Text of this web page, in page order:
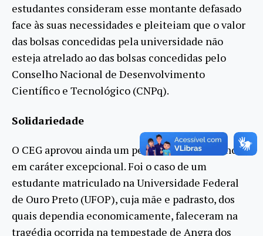
estudantes consideram esse montante defasado
face às suas necessidades e pleiteiam que o valor
das bolsas concedidas pela universidade não
esteja atrelado ao das bolsas concedidas pelo
Conselho Nacional de Desenvolvimento
Científico e Tecnológico (CNPq).
Solidariedade
O CEG aprovou ainda um pedido de transferência,
em caráter excepcional. Foi o caso de um
estudante matriculado na Universidade Federal
de Ouro Preto (UFOP), cuja mãe e padrasto, dos
quais dependia economicamente, faleceram na
tragédia ocorrida na tempestade de Angra dos